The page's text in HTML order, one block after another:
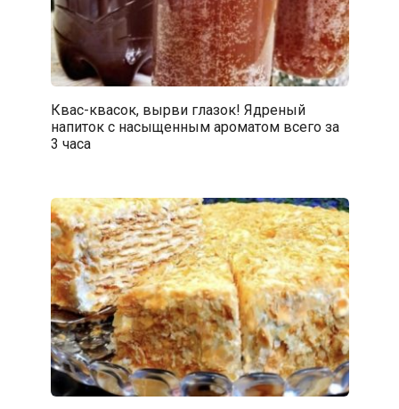
Квас-квасок, вырви глазок! Ядреный
напиток с насыщенным ароматом всего за
3 часа